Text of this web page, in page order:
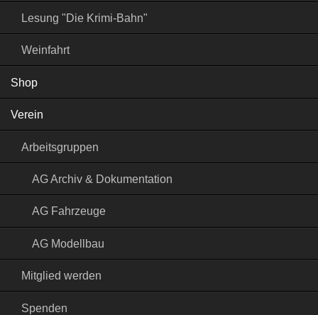
Lesung "Die Krimi-Bahn"
Weinfahrt
Shop
Verein
Arbeitsgruppen
AG Archiv & Dokumentation
AG Fahrzeuge
AG Modellbau
Mitglied werden
Spenden